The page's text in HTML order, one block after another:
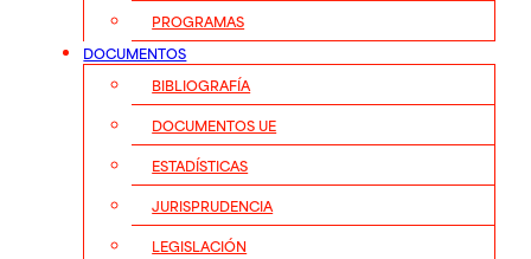
PROGRAMAS
DOCUMENTOS
BIBLIOGRAFÍA
DOCUMENTOS UE
ESTADÍSTICAS
JURISPRUDENCIA
LEGISLACIÓN